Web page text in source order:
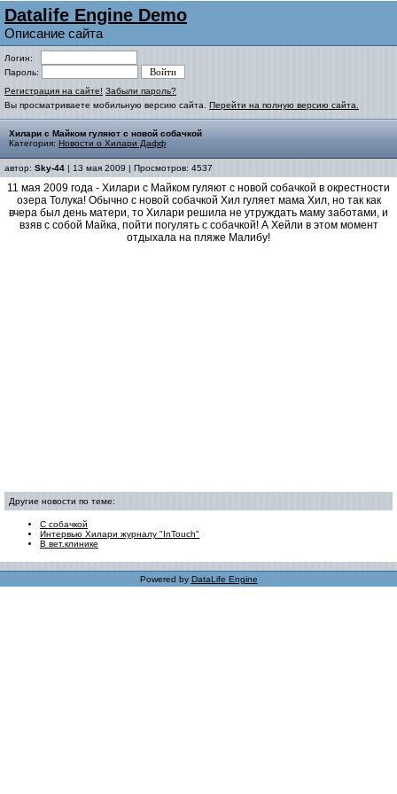
Datalife Engine Demo
Описание сайта
Логин:
Пароль:
Регистрация на сайте! Забыли пароль?
Вы просматриваете мобильную версию сайта. Перейти на полную версию сайта.
Хилари с Майком гуляют с новой собачкой
Категория: Новости о Хилари Дафф
автор: Sky-44 | 13 мая 2009 | Просмотров: 4537
11 мая 2009 года - Хилари с Майком гуляют с новой собачкой в окрестности
озера Толука! Обычно с новой собачкой Хил гуляет мама Хил, но так как
вчера был день матери, то Хилари решила не утруждать маму заботами, и
взяв с собой Майка, пойти погулять с собачкой! А Хейли в этом момент
отдыхала на пляже Малибу!
Другие новости по теме:
С собачкой
Интервью Хилари журналу "InTouch"
В вет.клинике
Powered by DataLife Engine